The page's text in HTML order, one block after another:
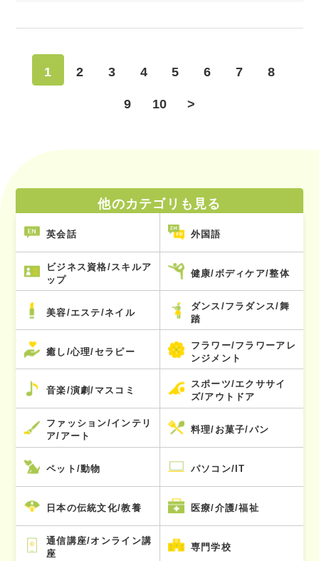
1 2 3 4 5 6 7 8
9 10 >
他のカテゴリも見る
英会話 外国語
ビジネス資格/スキルア
ップ
健康/ボディケア/整体
美容/エステ/ネイル
ダンス/フラダンス/舞
踏
癒し/心理/セラピー
フラワー/フラワーアレ
ンジメント
音楽/演劇/マスコミ
スポーツ/エクササイ
ズ/アウトドア
ファッション/インテリ
ア/アート
料理/お菓子/パン
ペット/動物 パソコン/IT
日本の伝統文化/教養 医療/介護/福祉
通信講座/オンライン講
座
専門学校